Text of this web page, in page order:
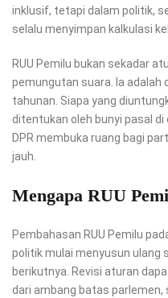
inklusif, tetapi dalam politik,
selalu menyimpan kalkulasi
RUU Pemilu bukan sekadar
pemungutan suara. Ia adalah
tahunan. Siapa yang
ditentukan oleh bunyi pasal
DPR membuka ruang bagi
jauh.
Mengapa RUU
Pembahasan RUU Pemilu
politik mulai menyusun ulang
berikutnya. Revisi aturan
dari ambang batas